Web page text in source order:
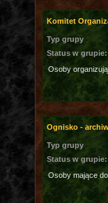
Komitet
Typ grupy
Status w grupie:
Osoby
Ognisko -
Typ grupy
Status w grupie:
Osoby mające